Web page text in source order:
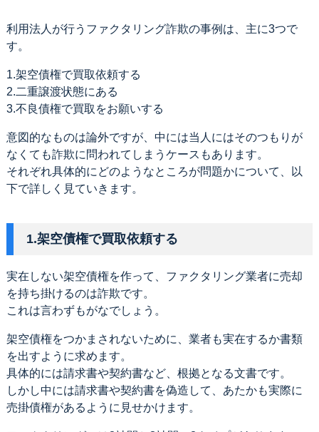
利用法人が行うファクタリング詐欺の事例は、主に3つで
す。
1.架空債権で買取依頼する
2.二重譲渡状態にある
3.不良債権で買取をお願いする
意図的なものは論外ですが、中には当人にはそのつもりが
なくても詐欺に問われてしまうケースもあります。
それぞれ具体的にどのようなところが問題かについて、以
下で詳しく見ていきます。
1.架空債権で買取依頼する
実在しない架空債権を作って、ファクタリング業者に売却
を持ち掛けるのは詐欺です。
これは言わずもがなでしょう。
架空債権をつかまされないために、業者も実在するか書類
を出すように求めます。
具体的には請求書や契約書など、根拠となる文書です。
しかし中には請求書や契約書を偽造して、あたかも実際に
売掛債権があるように見せかけます。